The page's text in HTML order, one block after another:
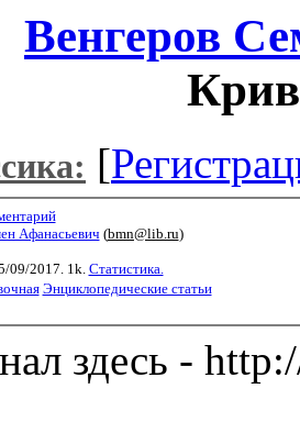
Венгеров
[
Афанасьевич (bmn@lib.ru)
09/2017. 1k. Статистика.
Энциклопедические статьи
здесь -